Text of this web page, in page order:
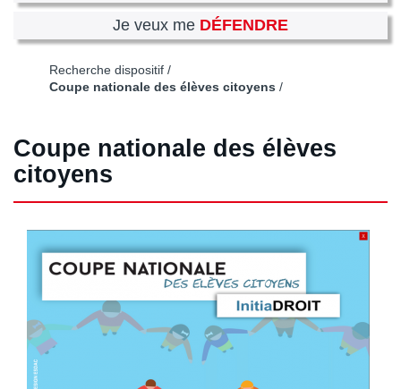
Je veux me DÉFENDRE
Recherche dispositif
Coupe nationale des élèves citoyens
Coupe nationale des élèves
citoyens